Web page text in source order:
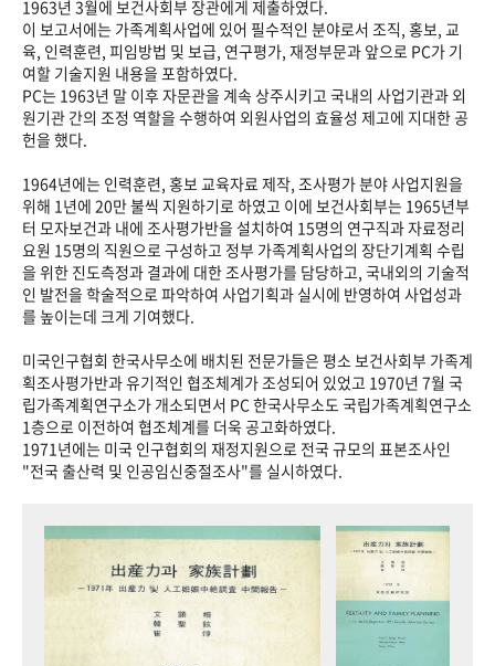
1963년 3월에 보건사회부 장관에게 제출하였다.
이 보고서에는 가족계획사업에 있어 필수적인 분야로서 조직, 홍보, 교
육, 인력훈련, 피임방법 및 보급, 연구평가, 재정부문과 앞으로 PC가 기
여할 기술지원 내용을 포함하였다.
PC는 1963년 말 이후 자문관을 계속 상주시키고 국내의 사업기관과 외
원기관 간의 조정 역할을 수행하여 외원사업의 효율성 제고에 지대한 공
헌을 했다.
1964년에는 인력훈련, 홍보 교육자료 제작, 조사평가 분야 사업지원을
위해 1년에 20만 불씩 지원하기로 하였고 이에 보건사회부는 1965년부
터 모자보건과 내에 조사평가반을 설치하여 15명의 연구직과 자료정리
요원 15명의 직원으로 구성하고 정부 가족계획사업의 장단기계획 수립
을 위한 진도측정과 결과에 대한 조사평가를 담당하고, 국내외의 기술적
인 발전을 학술적으로 파악하여 사업기획과 실시에 반영하여 사업성과
를 높이는데 크게 기여했다.
미국인구협회 한국사무소에 배치된 전문가들은 평소 보건사회부 가족계
획조사평가반과 유기적인 협조체계가 조성되어 있었고 1970년 7월 국
립가족계획연구소가 개소되면서 PC 한국사무소도 국립가족계획연구소
1층으로 이전하여 협조체계를 더욱 공고화하였다.
1971년에는 미국 인구협회의 재정지원으로 전국 규모의 표본조사인
"전국 출산력 및 인공임신중절조사"를 실시하였다.